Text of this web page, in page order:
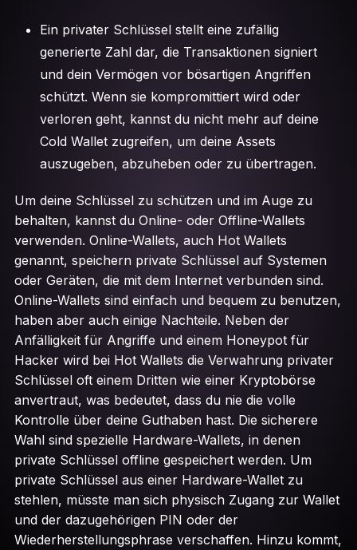
Ein privater Schlüssel stellt eine zufällig
generierte Zahl dar, die Transaktionen signiert
und dein Vermögen vor bösartigen Angriffen
schützt. Wenn sie kompromittiert wird oder
verloren geht, kannst du nicht mehr auf deine
Cold Wallet zugreifen, um deine Assets
auszugeben, abzuheben oder zu übertragen.
Um deine Schlüssel zu schützen und im Auge zu
behalten, kannst du Online- oder Offline-Wallets
verwenden. Online-Wallets, auch Hot Wallets
genannt, speichern private Schlüssel auf Systemen
oder Geräten, die mit dem Internet verbunden sind.
Online-Wallets sind einfach und bequem zu benutzen,
haben aber auch einige Nachteile. Neben der
Anfälligkeit für Angriffe und einem Honeypot für
Hacker wird bei Hot Wallets die Verwahrung privater
Schlüssel oft einem Dritten wie einer Kryptobörse
anvertraut, was bedeutet, dass du nie die volle
Kontrolle über deine Guthaben hast. Die sicherere
Wahl sind spezielle Hardware-Wallets, in denen
private Schlüssel offline gespeichert werden. Um
private Schlüssel aus einer Hardware-Wallet zu
stehlen, müsste man sich physisch Zugang zur Wallet
und der dazugehörigen PIN oder der
Wiederherstellungsphrase verschaffen. Hinzu kommt,